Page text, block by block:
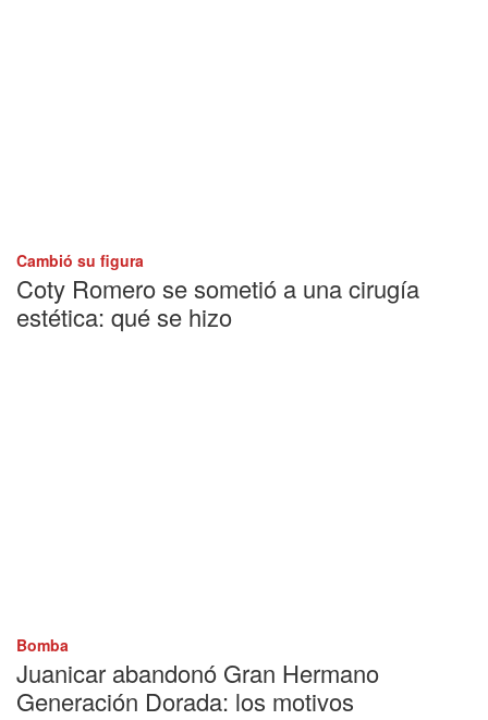
Cambió su figura
Coty Romero se sometió a una cirugía
estética: qué se hizo
Bomba
Juanicar abandonó Gran Hermano
Generación Dorada: los motivos